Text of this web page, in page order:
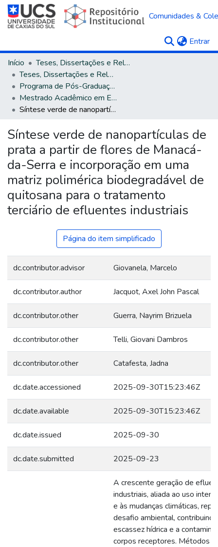
Comunidades &
Entrar
Início
Teses, Dissertações e Relatórios
Teses, Dissertações e Relatórios defendidos na UCS
Programa de Pós-Graduação em Engenharia e Ciência dos Materiais
Mestrado Acadêmico em Engenharia e Ciência dos Materiais
Síntese verde de nanopartículas de prata a partir de flores de Manacá-da-Serra e incorporação em uma matriz polimérica biodegradável de quitosana para o tratamento terciário de efluentes industriais
Síntese verde de nanopartículas de
prata a partir de flores de Manacá-
da-Serra e incorporação em uma
matriz polimérica biodegradável de
quitosana para o tratamento
terciário de efluentes industriais
Página do item simplificado
dc.contributor.advisor Giovanela, Marcelo
dc.contributor.author Jacquot, Axel John Pascal
dc.contributor.other Guerra, Nayrim Brizuela
dc.contributor.other Telli, Giovani Dambros
dc.contributor.other Catafesta, Jadna
dc.date.accessioned 2025-09-30T15:23:46Z
dc.date.available 2025-09-30T15:23:46Z
dc.date.issued 2025-09-30
dc.date.submitted 2025-09-23
A crescente geração de
industriais, aliada ao uso
e às mudanças climáticas,
desafio ambiental,
escassez hídrica e a
corpos receptores. Métodos